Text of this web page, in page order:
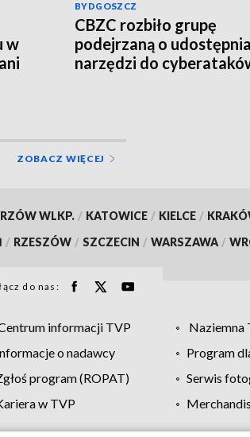
w
BYDGOSZCZ
CBZC rozbiło grupę
podejrzaną o
narzędzi do
ZOBACZ WIĘCEJ
WLKP. / KATOWICE / KIELCE /
/ RZESZÓW / SZCZECIN / WARSZAWA /
do nas:
informacji TVP Naziemna
o nadawcy
Program
program (ROPAT)
Serwis
w TVP